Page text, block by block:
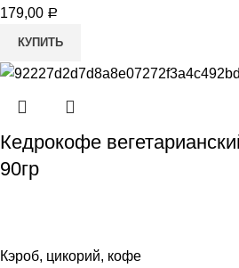
179,00 Р
КУПИТЬ
Кедрокофе
90гр
Кэроб, цикорий, кофе